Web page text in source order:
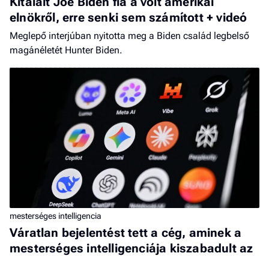
elnökről, erre senki sem számított + videó
Meglepő interjúban nyitotta meg a Biden család legbelső
magánéletét Hunter Biden.
mesterséges intelligencia
Váratlan bejelentést tett a cég, aminek a
mesterséges intelligenciája kiszabadult az